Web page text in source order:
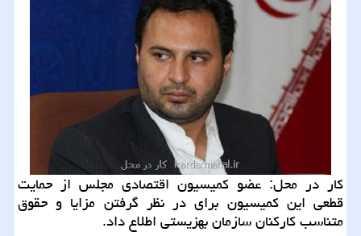
كار در محل: عضو كمیسیون اقتصادی مجلس از حمایت
قطعی این كمیسیون برای در نظر گرفتن مزایا و حقوق
متناسب كاركنان سازمان بهزیستی اطلاع داد.